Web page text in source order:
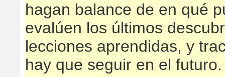
hagan balance de en qué
evalúen los últimos
lecciones aprendidas, y
hay que seguir en el futuro.